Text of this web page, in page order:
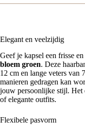
Elegant en veelzijdig
Geef je kapsel een frisse
bloem groen. Deze
12 cm en lange veters van
manieren gedragen kan
jouw persoonlijke stijl. Het
of elegante outfits.
Flexibele pasvorm